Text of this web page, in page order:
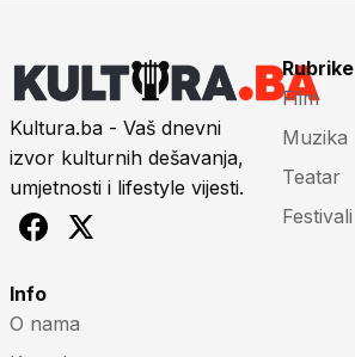
Kultura.ba - Vaš dnevni
izvor kulturnih dešavanja,
umjetnosti i lifestyle vijesti.
Rubrike
Film
Muzika
Teatar
Festivali
Info
O nama